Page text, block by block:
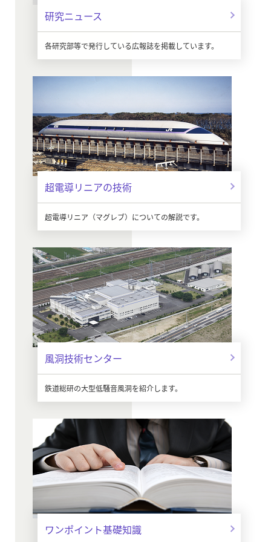
研究ニュース
各研究部等で発行している広報誌を掲載しています。
超電導リニアの技術
超電導リニア（マグレブ）についての解説です。
風洞技術センター
鉄道総研の大型低騒音風洞を紹介します。
ワンポイント基礎知識